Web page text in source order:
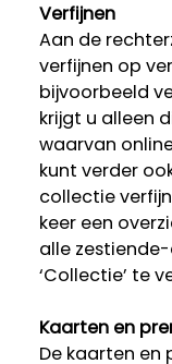
Verfijnen
Aan de
verfijnen op
bijvoorbeeld
krijgt u alleen
waarvan
kunt verder
collectie
keer een
alle
‘Collectie’ te
Kaarten en
De kaarten en